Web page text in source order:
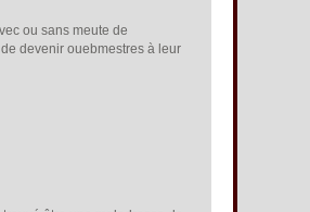
ou sans meute de
devenir ouebmestres à leur